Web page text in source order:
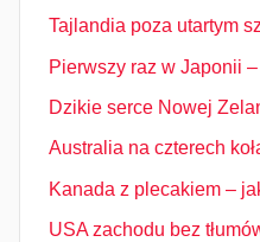
Tajlandia poza utartym
Pierwszy raz w Japonii
Dzikie serce Nowej
Australia na czterech
Kanada z plecakiem –
USA zachodu bez